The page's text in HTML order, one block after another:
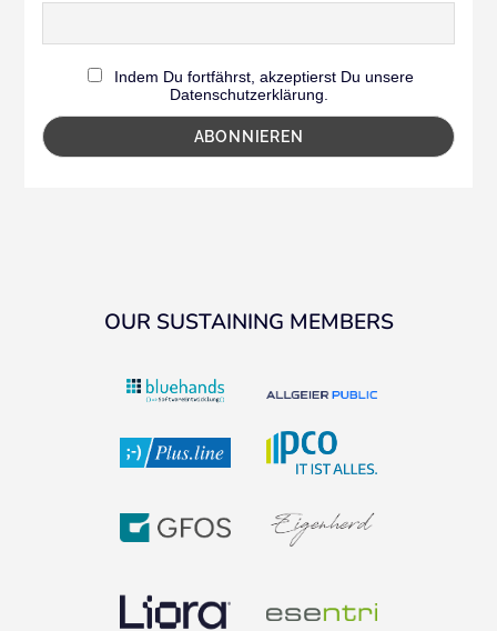
Indem Du fortfährst, akzeptierst Du unsere
Datenschutzerklärung.
OUR SUSTAINING MEMBERS